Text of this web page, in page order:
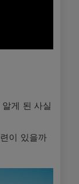
게 된 사실
이 있을까